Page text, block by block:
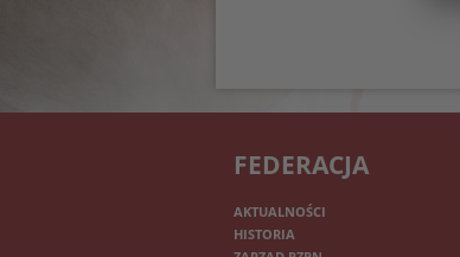
FEDERACJA
AKTUALNOŚCI
HISTORIA